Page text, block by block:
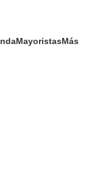
MayoristasMás